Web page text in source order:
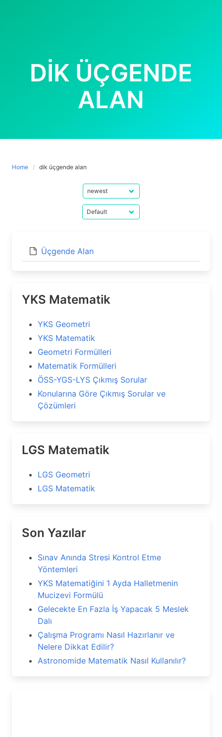
DIK ÜÇGENDE
ALAN
Home dik üçgende alan
Üçgende Alan
YKS Matematik
YKS Geometri
YKS Matematik
Geometri Formülleri
Matematik Formülleri
ÖSS-YGS-LYS Çıkmış Sorular
Konularına Göre Çıkmış Sorular ve
Çözümleri
LGS Matematik
LGS Geometri
LGS Matematik
Son Yazılar
Sınav Anında Stresi Kontrol Etme
Yöntemleri
YKS Matematiğini 1 Ayda Halletmenin
Mucizevi Formülü
Gelecekte En Fazla İş Yapacak 5 Meslek
Dalı
Çalışma Programı Nasıl Hazırlanır ve
Nelere Dikkat Edilir?
Astronomide Matematik Nasıl Kullanılır?